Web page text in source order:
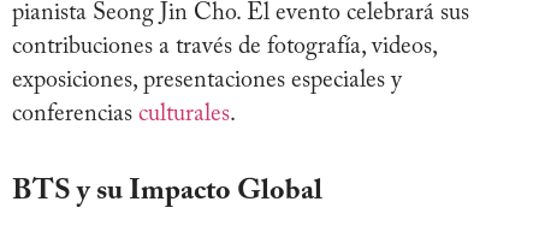
pianista Seong Jin Cho. El evento celebrará sus
contribuciones a través de fotografía, videos,
exposiciones, presentaciones especiales y
conferencias culturales.
BTS y su Impacto Global